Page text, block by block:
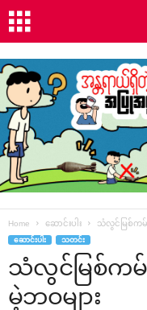
Home ဆောင်းပါး သံလွင်မြစ်ကမ်
ဆောင်းပါး သတင်း
သံလွင်မြစ်ကမ်
မဲ့ဘဝများ